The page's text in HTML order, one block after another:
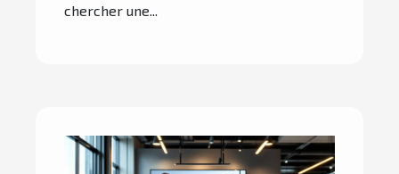
chercher une...